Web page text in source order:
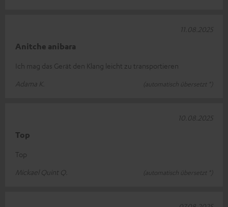
Anitche anibara
Ich mag das Gerät den Klang leicht zu transportieren
Adama K.
(automatisch übersetzt *)
11.08.2025
Top
Top
Mickael Quint Q.
(automatisch übersetzt *)
10.08.2025